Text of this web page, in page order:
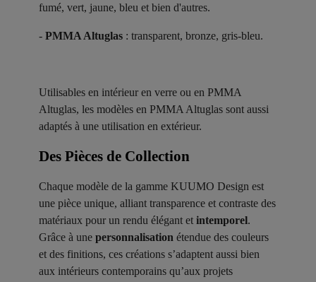
fumé, vert, jaune, bleu et bien d'autres.
- PMMA Altuglas : transparent, bronze, gris-bleu.
Utilisables en intérieur en verre ou en PMMA
Altuglas, les modèles en PMMA Altuglas sont aussi
adaptés à une utilisation en extérieur.
Des Pièces de Collection ​
Chaque modèle de la gamme KUUMO Design est
une pièce unique, alliant transparence et contraste des
matériaux pour un rendu élégant et intemporel.
Grâce à une personnalisation étendue des couleurs
et des finitions, ces créations s’adaptent aussi bien
aux intérieurs contemporains qu’aux projets